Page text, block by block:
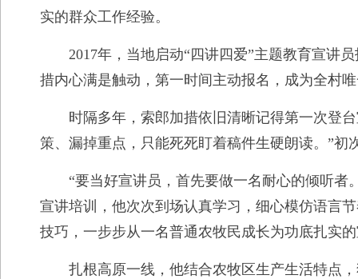
实的群众工作经验。
2017年，当地启动“四讲四爱”主题教育宣讲
措内心满是触动，第一时间主动报名，成为全村
时隔多年，索郎加措依旧清晰记得第一次登
策、漏掉重点，只能死死盯着稿件生硬朗读。”
“要当好宣讲员，首先要做一名耐心的倾听
宣讲培训，他次次到场认真学习，细心模仿语言
技巧，一步步从一名普通农牧民成长为功底扎实
扎根高原一线，他结合农牧区生产生活特点